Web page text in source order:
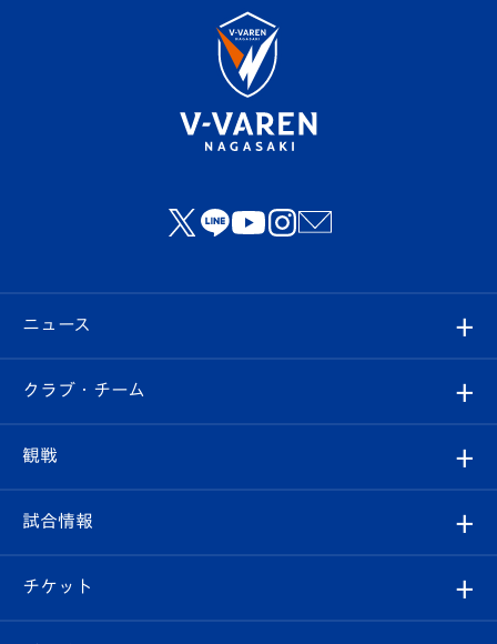
ニュース
すべて
クラブ
試合情報
クラブ・チーム
クラブ概要
エンブレム紹介
観戦
観戦ルール
はじめての観戦ガイド
試合情報
試合日程/結果
チケット